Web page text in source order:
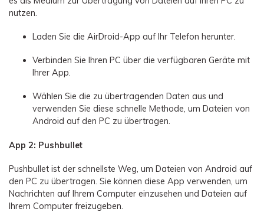
nutzen.
Laden Sie die AirDroid-App auf Ihr Telefon herunter.
Verbinden Sie Ihren PC über die verfügbaren Geräte mit
Ihrer App.
Wählen Sie die zu übertragenden Daten aus und
verwenden Sie diese schnelle Methode, um Dateien von
Android auf den PC zu übertragen.
App 2: Pushbullet
Pushbullet ist der schnellste Weg, um Dateien von Android auf
den PC zu übertragen. Sie können diese App verwenden, um
Nachrichten auf Ihrem Computer einzusehen und Dateien auf
Ihrem Computer freizugeben.